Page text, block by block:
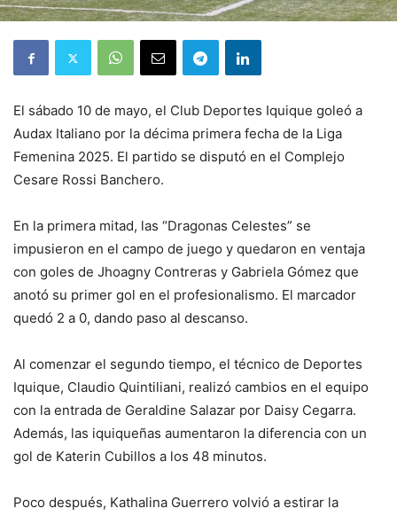
El sábado 10 de mayo, el Club Deportes Iquique goleó a
Audax Italiano por la décima primera fecha de la Liga
Femenina 2025. El partido se disputó en el Complejo
Cesare Rossi Banchero.
En la primera mitad, las “Dragonas Celestes” se
impusieron en el campo de juego y quedaron en ventaja
con goles de Jhoagny Contreras y Gabriela Gómez que
anotó su primer gol en el profesionalismo. El marcador
quedó 2 a 0, dando paso al descanso.
Al comenzar el segundo tiempo, el técnico de Deportes
Iquique, Claudio Quintiliani, realizó cambios en el equipo
con la entrada de Geraldine Salazar por Daisy Cegarra.
Además, las iquiqueñas aumentaron la diferencia con un
gol de Katerin Cubillos a los 48 minutos.
Poco después, Kathalina Guerrero volvió a estirar la